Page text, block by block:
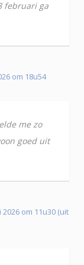
februari ga
om 18u54
me zo
goed uit
om 11u30 (uit